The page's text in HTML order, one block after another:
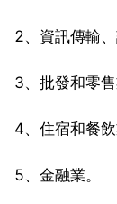
2、資訊傳輸
3、批發和零售
4、住宿和餐飲
5、金融業。